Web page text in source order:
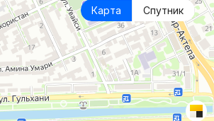
Карта Спутник